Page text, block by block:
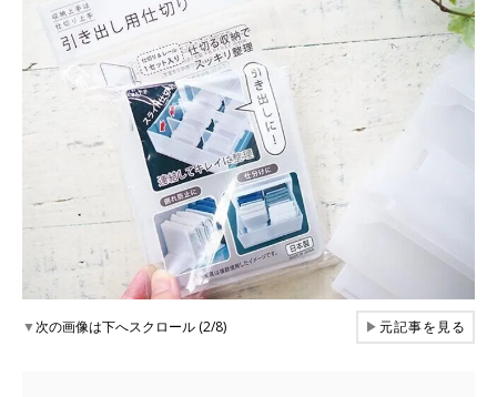
▼次の画像は下へスクロール (2/8) ▶元記事を見る